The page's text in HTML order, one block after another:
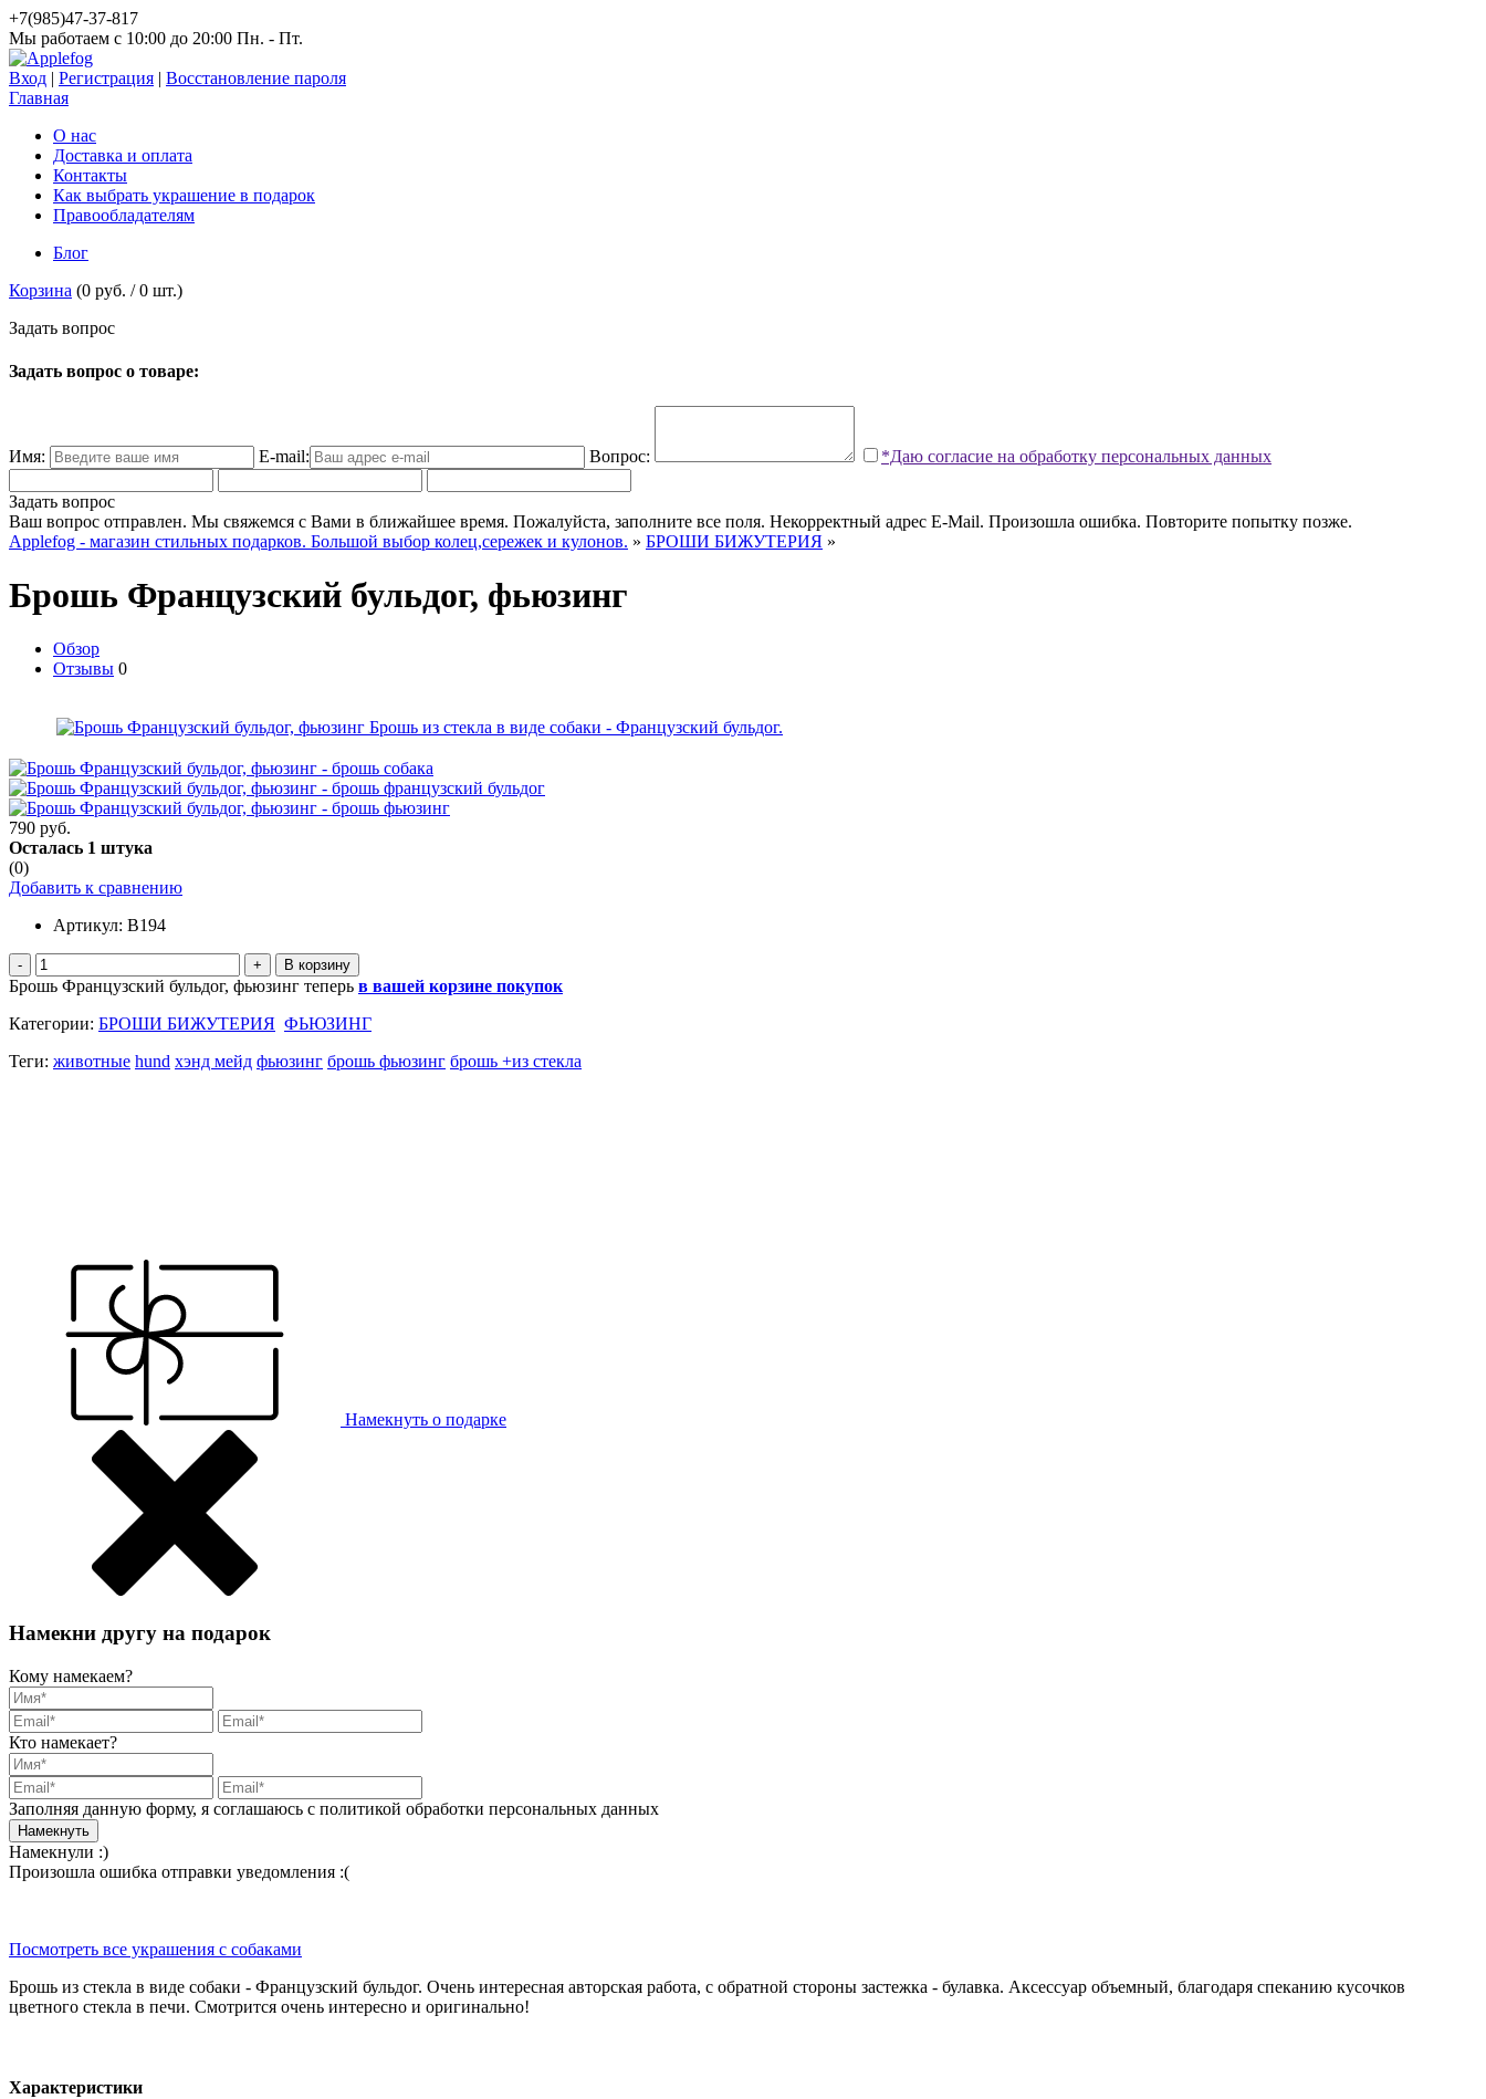
+7(985)47-37-817
Мы работаем c 10:00 до 20:00 Пн. - Пт.
Вход | Регистрация | Восстановление пароля
Главная
О нас
Доставка и оплата
Контакты
Как выбрать украшение в подарок
Правообладателям
Блог
Корзина (0 руб. /0 шт.)
Задать вопрос
Задать вопрос о товаре:
Имя: E-mail: Вопрос: *Даю согласие на обработку персональных данных
Задать вопрос
Ваш вопрос отправлен. Мы свяжемся с Вами в ближайшее время. Пожалуйста, заполните все поля. Некорректный адрес E-Mail. Произошла ошибка. Повторите попытку позже.
Applefog - магазин стильных подарков. Большой выбор колец,сережек и кулонов. » БРОШИ БИЖУТЕРИЯ »
Брошь Французский бульдог, фьюзинг
Обзор
Отзывы 0
790 руб.
Осталась 1 штука
(0)
Добавить к сравнению
Артикул: B194
- +
Брошь Французский бульдог, фьюзинг теперь в вашей корзине покупок
Категории: БРОШИ БИЖУТЕРИЯ ФЬЮЗИНГ
Теги: животные hund хэнд мейд фьюзинг брошь фьюзинг брошь +из стекла
Намекнуть о подарке
Намекни другу на подарок
Кому намекаем?
Кто намекает?
Заполняя данную форму, я соглашаюсь с политикой обработки персональных данных
Намекнули :)
Произошла ошибка отправки уведомления :(
Посмотреть все украшения с собаками
Брошь из стекла в виде собаки - Французский бульдог. Очень интересная авторская работа, с обратной стороны застежка - булавка. Аксессуар объемный, благодаря спеканию кусочков
цветного стекла в печи. Смотрится очень интересно и оригинально!
Характеристики